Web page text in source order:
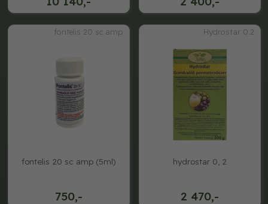
fontelis 20 sc amp
750,-
fontelis 20 sc amp (5ml)
Hydrostar 0.2
2 470,-
hydrostar 0, 2